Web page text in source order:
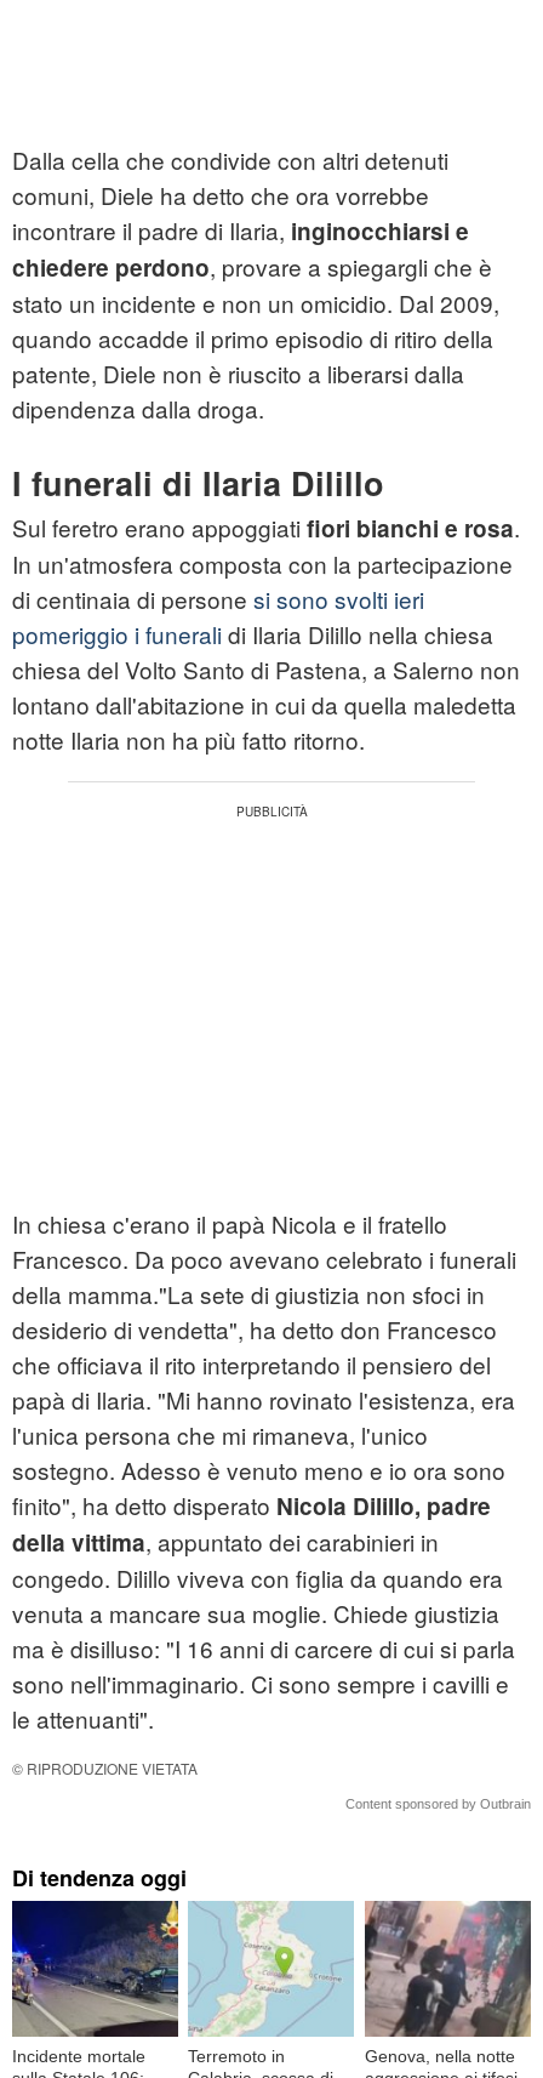
Dalla cella che condivide con altri detenuti
comuni, Diele ha detto che ora vorrebbe
incontrare il padre di Ilaria, inginocchiarsi e
chiedere perdono, provare a spiegargli che è
stato un incidente e non un omicidio. Dal 2009,
quando accadde il primo episodio di ritiro della
patente, Diele non è riuscito a liberarsi dalla
dipendenza dalla droga.
I funerali di Ilaria Dilillo
Sul feretro erano appoggiati fiori bianchi e rosa.
In un'atmosfera composta con la partecipazione
di centinaia di persone si sono svolti ieri
pomeriggio i funeralidi Ilaria Dilillo nella chiesa
chiesa del Volto Santo di Pastena, a Salerno non
lontano dall'abitazione in cui da quella maledetta
notte Ilaria non ha più fatto ritorno.
In chiesa c'erano il papà Nicola e il fratello
Francesco. Da poco avevano celebrato i funerali
della mamma."La sete di giustizia non sfoci in
desiderio di vendetta", ha detto don Francesco
che officiava il rito interpretando il pensiero del
papà di Ilaria. "Mi hanno rovinato l'esistenza, era
l'unica persona che mi rimaneva, l'unico
sostegno. Adesso è venuto meno e io ora sono
finito", ha detto disperato Nicola Dilillo, padre
della vittima, appuntato dei carabinieri in
congedo. Dilillo viveva con figlia da quando era
venuta a mancare sua moglie. Chiede giustizia
ma è disilluso: "I 16 anni di carcere di cui si parla
sono nell'immaginario. Ci sono sempre i cavilli e
le attenuanti".
© RIPRODUZIONE VIETATA
Content sponsored by Outbrain
Di tendenza oggi
Incidente mortale
Terremoto in
Genova, nella notte